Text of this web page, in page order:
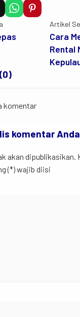
Artikel
Cara
Rental
komentar
komentar Anda
akan dipublikasikan.
(*) wajib diisi